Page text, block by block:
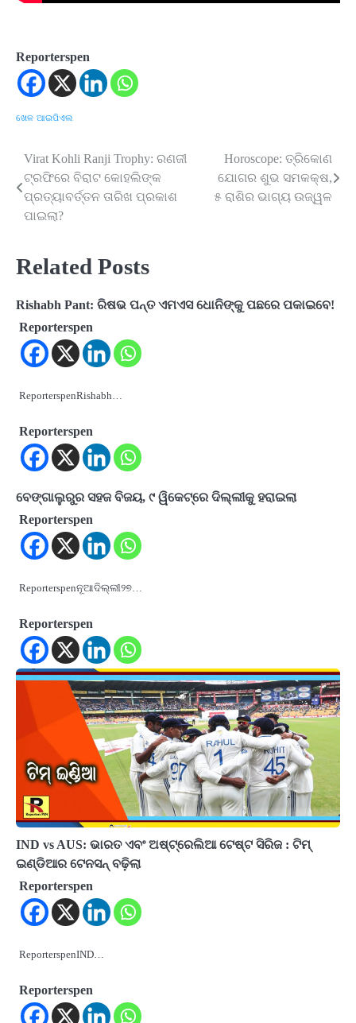
Reporterspen
ଖେଳ ଆଇପିଏଲ
Post
navigation
Virat Kohli Ranji Trophy: ରଣଜୀ
ଟ୍ରଫିରେ ବିରାଟ କୋହଲିଙ୍କ
ପ୍ରତ୍ୟାବର୍ତ୍ତନ ତାରିଖ ପ୍ରକାଶ
ପାଇଲା?
Horoscope: ତ୍ରିକୋଣ
ଯୋଗର ଶୁଭ ସମକକ୍ଷ,
୫ ରାଶିର ଭାଗ୍ୟ ଉଜ୍ୱଳ
Related Posts
Rishabh Pant: ରିଷଭ ପନ୍ତ ଏମଏସ ଧୋନିଙ୍କୁ ପଛରେ ପକାଇବେ!
Reporterspen
ReporterspenRishabh…
Reporterspen
ବେଙ୍ଗାଲୁରୁର ସହଜ ବିଜୟ, ୯ ୱିକେଟ୍‌ରେ ଦିଲ୍ଲୀକୁ ହରାଇଲା
Reporterspen
Reporterspenନୂଆଦିଲ୍ଲୀ୨୭…
Reporterspen
IND vs AUS: ଭାରତ ଏବଂ ଅଷ୍ଟ୍ରେଲିଆ ଟେଷ୍ଟ ସିରିଜ : ଟିମ୍
ଇଣ୍ଡିଆର ଟେନସନ୍ ବଢ଼ିଲା
Reporterspen
ReporterspenIND…
Reporterspen